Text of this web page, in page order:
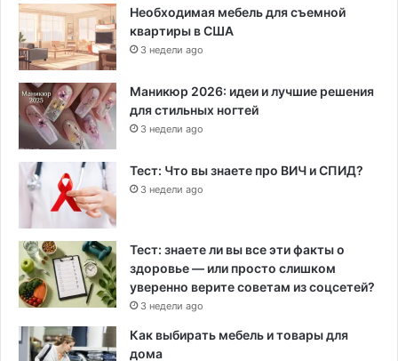
Необходимая мебель для съемной
квартиры в США
3 недели ago
Маникюр 2026: идеи и лучшие решения
для стильных ногтей
3 недели ago
Тест: Что вы знаете про ВИЧ и СПИД?
3 недели ago
Тест: знаете ли вы все эти факты о
здоровье — или просто слишком
уверенно верите советам из соцсетей?
3 недели ago
Как выбирать мебель и товары для
дома